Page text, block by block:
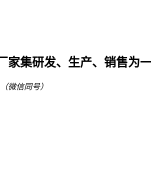
家集研发、生产、销售为
（微信同号）